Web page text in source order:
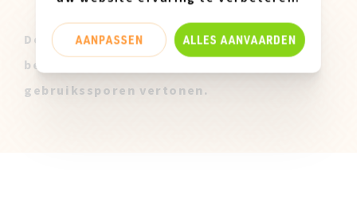
Deze Miz Mooz Stalen zijn enkel
beschikbaar in maatje 37 en kunnen lichte
gebruikssporen vertonen.
AANPASSEN ALLES AANVAARDEN